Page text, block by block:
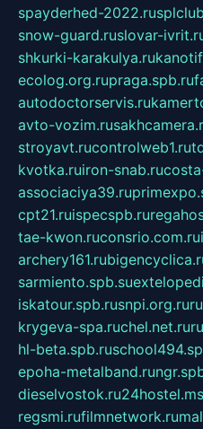
spayderhed-2022.ru
snow-guard.ruslovar-
shkurki-karakulya.ru
ecolog.org.rupraga.spb.ru
autodoctorservis.ru
avto-vozim.ru
stroyavt.rucontrolweb1.ru
kvotka.ruiron-snab.ru
associaciya39.ru
cpt21.ruispecspb.ru
tae-kwon.ruconsrio.com.ru
archery161.ru
sarmiento.spb.su
iskatour.spb.rusnpi.org.ru
krygeva-spa.ruchel.net.ru
hl-beta.spb.ru
epoha-metalband.ru
dieselvostok.ru
regsmi.rufilmnetwork.ru